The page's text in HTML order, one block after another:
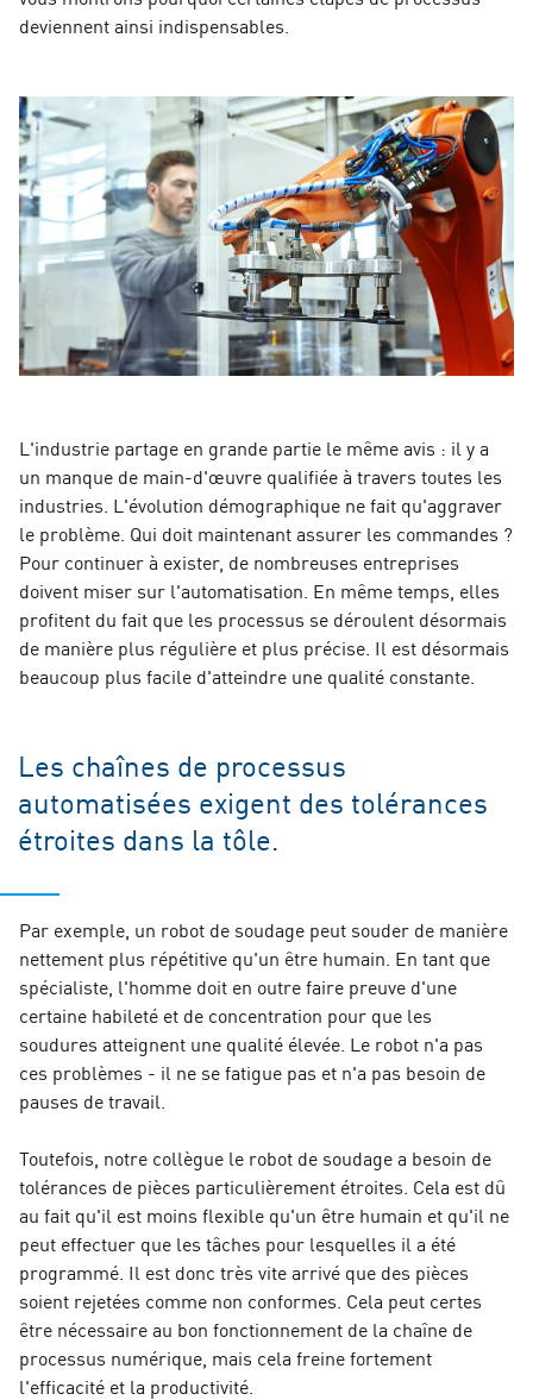
deviennent ainsi indispensables.
L'industrie partage en grande partie le même avis : il y a
un manque de main-d'œuvre qualifiée à travers toutes les
industries. L'évolution démographique ne fait qu'aggraver
le problème. Qui doit maintenant assurer les commandes ?
Pour continuer à exister, de nombreuses entreprises
doivent miser sur l'automatisation. En même temps, elles
profitent du fait que les processus se déroulent désormais
de manière plus régulière et plus précise. Il est désormais
beaucoup plus facile d'atteindre une qualité constante.
Les chaînes de processus
automatisées exigent des tolérances
étroites dans la tôle.
Par exemple, un robot de soudage peut souder de manière
nettement plus répétitive qu'un être humain. En tant que
spécialiste, l'homme doit en outre faire preuve d'une
certaine habileté et de concentration pour que les
soudures atteignent une qualité élevée. Le robot n'a pas
ces problèmes - il ne se fatigue pas et n'a pas besoin de
pauses de travail.
Toutefois, notre collègue le robot de soudage a besoin de
tolérances de pièces particulièrement étroites. Cela est dû
au fait qu'il est moins flexible qu'un être humain et qu'il ne
peut effectuer que les tâches pour lesquelles il a été
programmé. Il est donc très vite arrivé que des pièces
soient rejetées comme non conformes. Cela peut certes
être nécessaire au bon fonctionnement de la chaîne de
processus numérique, mais cela freine fortement
l'efficacité et la productivité.